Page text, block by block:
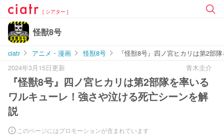
[ シアター ]
怪獣8号
ciatr アニメ・漫画 怪獣8号
『怪獣8号』四ノ宮ヒカリは第2部
2024年3月15日更新
青木圭介
『怪獣8号』四ノ宮ヒカリは第2部隊を率いる
ワルキューレ！強さや泣ける死亡シーンを解
説
このページにはプロモーションが含まれています